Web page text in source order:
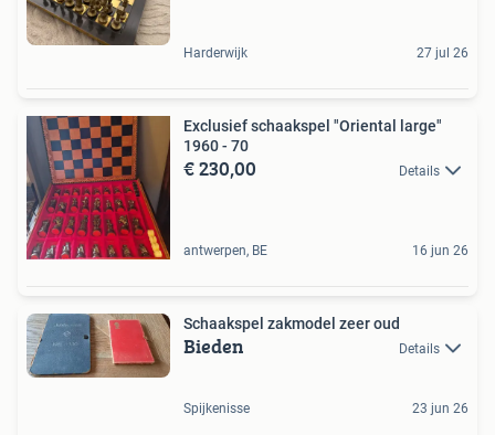
Harderwijk 27 jul 26
Exclusief schaakspel "Oriental large"
1960 - 70
€ 230,00 Details
antwerpen, BE 16 jun 26
Schaakspel zakmodel zeer oud
Bieden Details
Spijkenisse 23 jun 26